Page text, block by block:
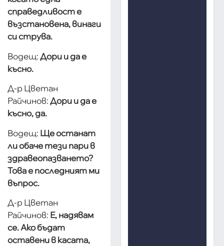
справедливост е
възстановена, винаги
си струва.
Водещ:Дори и да е
късно.
Д-р Цветан
Райчинов:Дори и да е
късно, да.
Водещ: Ще останат
ли обаче тези пари в
здравеопазването?
Това е последният ми
въпрос.
Д-р Цветан
Райчинов: Е, надявам
се. Ако бъдат
оставени в касата,